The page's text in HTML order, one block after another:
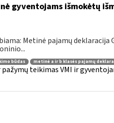
gyventojams išmokėtų
Metinė pajamų deklaracija
būdas metinė a ir b klasės pajamų
teikimas VMI ir